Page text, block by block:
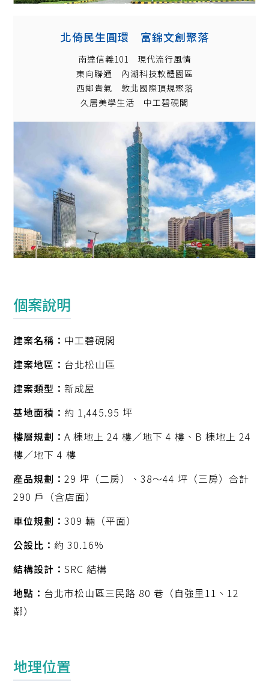
北倚民生圓環 富錦文創聚落
南達信義101 現代流行風情
東向聯通 內湖科技軟體園區
西鄰貴氣 敦北國際頂規聚落
久居美學生活 中工碧硯閣
個案說明
建案名稱： 中工碧硯閣
建案地區： 台北松山區
建案類型：新成屋
基地面積： 約 1,445.95 坪
樓層規劃：A 棟地上 24 樓／地下 4 樓、B 棟地上 24
樓／地下 4 樓
產品規劃：29 坪（二房）、38～44 坪（三房）合計
290 戶（含店面）
車位規劃：309 輛（平面）
公設比： 約 30.16%
結構設計：SRC 結構
地點： 台北市松山區三民路 80 巷（自強里11、12
鄰）
地理位置